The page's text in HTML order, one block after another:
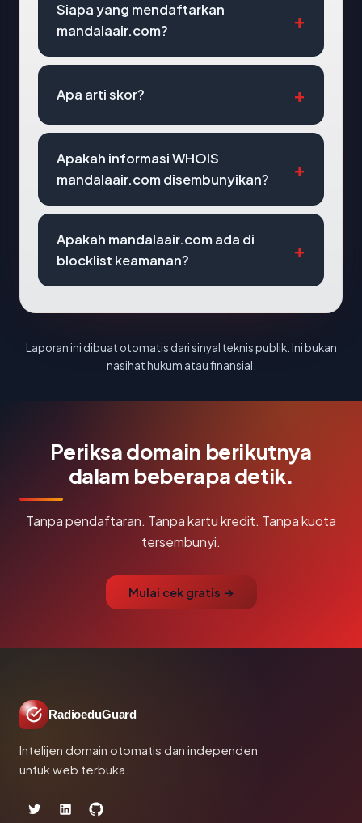
Siapa yang mendaftarkan
mandalaair.com?
Apa arti skor?
Apakah informasi WHOIS
mandalaair.com disembunyikan?
Apakah mandalaair.com ada di
blocklist keamanan?
Laporan ini dibuat otomatis dari sinyal teknis publik. Ini bukan
nasihat hukum atau finansial.
Periksa domain berikutnya
dalam beberapa detik.
Tanpa pendaftaran. Tanpa kartu kredit. Tanpa kuota
tersembunyi.
Mulai cek gratis →
RadioeduGuard
Intelijen domain otomatis dan independen
untuk web terbuka.